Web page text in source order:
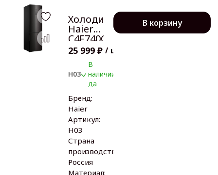
25 999 ₽ / шт
Холодильник
Haier
C4F740CBXGU1
В
наличии:
да
H03
Бренд:
Haier
Артикул:
H03
Страна
производства:
Россия
Материал:
В корзину